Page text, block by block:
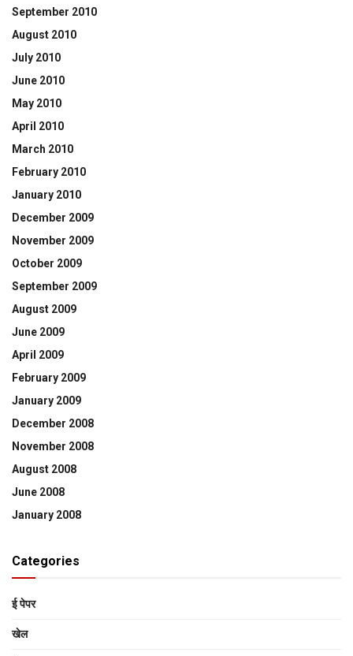
September 2010
August 2010
July 2010
June 2010
May 2010
April 2010
March 2010
February 2010
January 2010
December 2009
November 2009
October 2009
September 2009
August 2009
June 2009
April 2009
February 2009
January 2009
December 2008
November 2008
August 2008
June 2008
January 2008
Categories
ई पेपर
खेल